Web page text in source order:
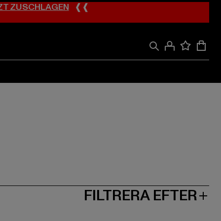
ZUSCHLAGEN❰❰
FILTRERA EFTER